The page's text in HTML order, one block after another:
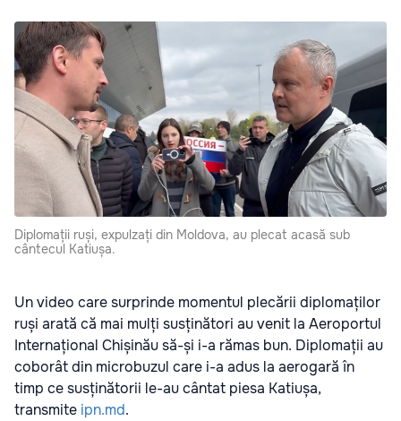
Diplomații ruși, expulzați din Moldova, au plecat acasă sub
cântecul Katiușa.
Un video care surprinde momentul plecării diplomaților
ruși arată că mai mulți susținători au venit la Aeroportul
Internațional Chișinău să-și i-a rămas bun. Diplomații au
coborât din microbuzul care i-a adus la aerogară în
timp ce susținătorii le-au cântat piesa Katiușa,
transmite ipn.md.